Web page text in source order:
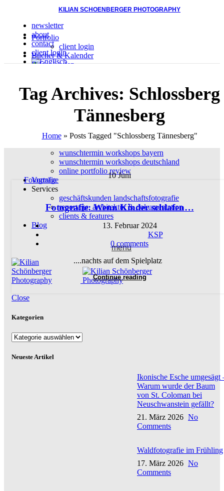
KILIAN SCHOENBERGER PHOTOGRAPHY
newsletter
about
contact
client login
KILIAN SCHÖNBERGER PHOTOGRAPHY
Portfolio
client login
Bücher & Kalender
Bilder kaufen
Workshops
wunschtermin workshops bayern
wunschtermin workshops deutschland
online portfolio review
Vorträge
Services
geschäftskunden landschaftsfotografie
reportage, architektur & dokumentation
clients & features
Blog
menu
Tag Archives: Schlossberg
Tännesberg
Home» Posts Tagged "Schlossberg Tännesberg"
10Juni
Fotografie
Fotografie: Wenn Kinder schlafen…
13. Februar 2024
KSP
0 comments
....nachts auf dem Spielplatz
Continue reading
Close
Kategorien
Kategorien
Neueste Artikel
Ikonische Esche umgesägt
Warum wurde der Baum
von St. Coloman bei
Neuschwanstein gefällt?
21. März 2026 No
Comments
Waldfotografie im Frühling
17. März 2026 No
Comments